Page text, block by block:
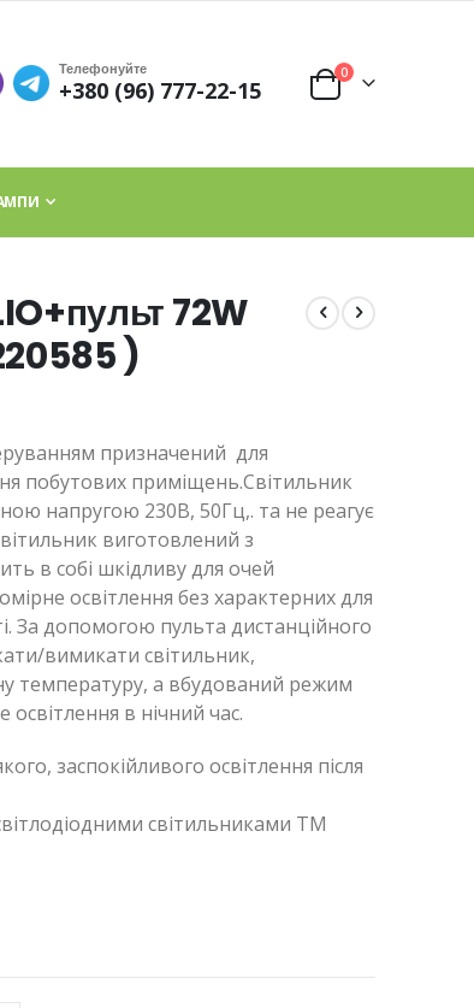
Телефонуйте
+380 (96) 777-22-15 Cart
0елементи
72W
)
призначений для
побутових приміщень.Світильник
напругою 230В, 50Гц,. та не реагує
виготовлений з
в собі шкідливу для очей
освітлення без характерних для
За допомогою пульта дистанційного
вимикати світильник,
температуру, а вбудований режим
в нічний час.
заспокійливого освітлення після
світильниками ТМ